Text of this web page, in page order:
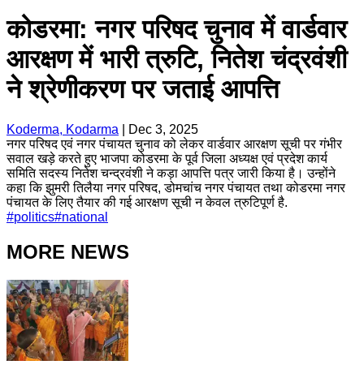
कोडरमा: नगर परिषद चुनाव में वार्डवार
आरक्षण में भारी त्रुटि, नितेश चंद्रवंशी
ने श्रेणीकरण पर जताई आपत्ति
Koderma, Kodarma
Dec 3, 2025
नगर परिषद एवं नगर पंचायत चुनाव को लेकर वार्डवार आरक्षण सूची पर गंभीर
सवाल खड़े करते हुए भाजपा कोडरमा के पूर्व जिला अध्यक्ष एवं प्रदेश कार्य
समिति सदस्य नितेश चन्द्रवंशी ने कड़ा आपत्ति पत्र जारी किया है। उन्होंने
कहा कि झुमरी तिलैया नगर परिषद, डोमचांच नगर पंचायत तथा कोडरमा नगर
पंचायत के लिए तैयार की गई आरक्षण सूची न केवल त्रुटिपूर्ण है.
#politics#national
MORE NEWS